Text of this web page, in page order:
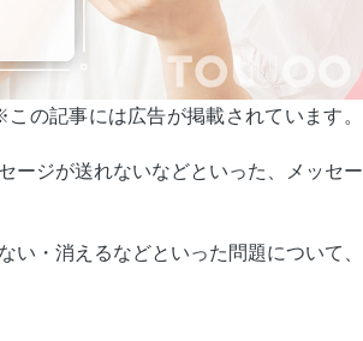
この記事には広告が掲載されています。
ージが送れないなどといった、メッセー
い・消えるなどといった問題について、